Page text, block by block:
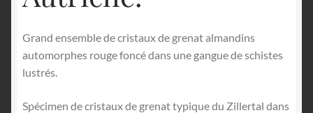
Grand ensemble de cristaux de grenat almandins
automorphes rouge foncé dans une gangue de schistes
lustrés.
Spécimen de cristaux de grenat typique du Zillertal dans